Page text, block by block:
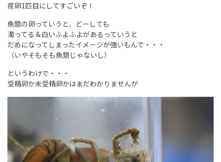
産卵1匹目にしてすごいぞ！
魚類の卵っていうと、どーしても
濁ってる＆白いふよふよがあるっていうと
だめになってしまったイメージが強いもんで・・・
（いやそもそも魚類じゃないし）
というわけで・・・
受精卵か未受精卵かはまだわかりませんが